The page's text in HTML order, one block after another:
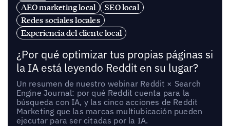
AEO marketing local
SEO local
Redes sociales locales
Experiencia del cliente local
¿Por qué optimizar tus propias páginas si
la IA está leyendo Reddit en su lugar?
Un resumen de nuestro webinar Reddit × Search
Engine Journal: por qué Reddit cuenta para la
búsqueda con IA, y las cinco acciones de Reddit
Marketing que las marcas multiubicación pueden
ejecutar para ser citadas por la IA.